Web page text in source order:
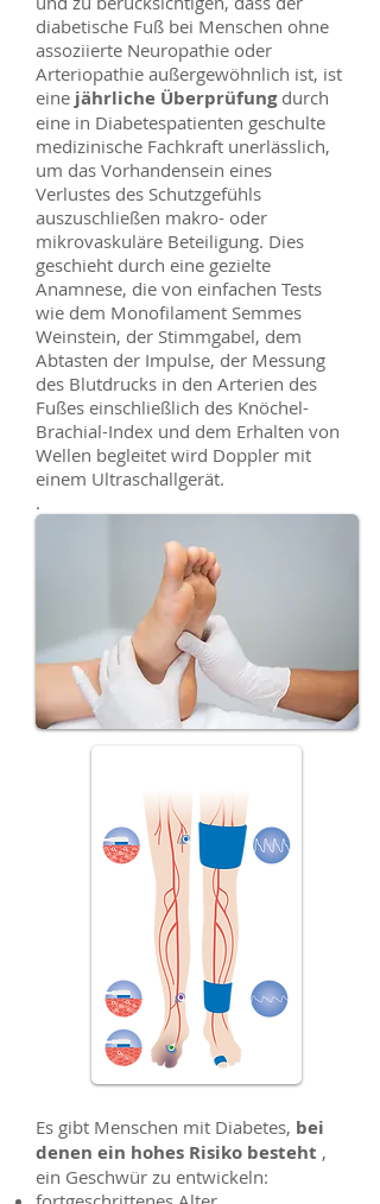
diabetische Fuß bei Menschen ohne
assoziierte Neuropathie oder
Arteriopathie außergewöhnlich ist, ist
eine jährliche Überprüfungdurch
eine in Diabetespatienten geschulte
medizinische Fachkraft unerlässlich,
um das Vorhandensein eines
Verlustes des Schutzgefühls
auszuschließen makro- oder
mikrovaskuläre Beteiligung. Dies
geschieht durch eine gezielte
Anamnese, die von einfachen Tests
wie dem Monofilament Semmes
Weinstein, der Stimmgabel, dem
Abtasten der Impulse, der Messung
des Blutdrucks in den Arterien des
Fußes einschließlich des Knöchel-
Brachial-Index und dem Erhalten von
Wellen begleitet wird Doppler mit
einem Ultraschallgerät.
.
Es gibt Menschen mit Diabetes, bei
denen ein hohes Risiko besteht ,
ein Geschwür zu entwickeln: